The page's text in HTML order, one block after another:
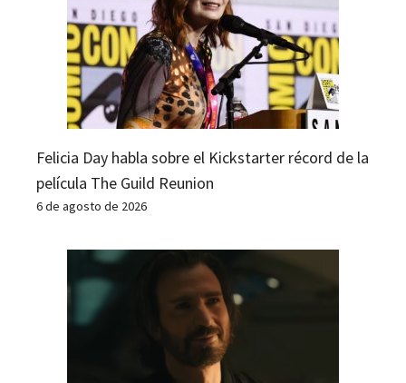
Felicia Day habla sobre el Kickstarter récord de la
película The Guild Reunion
6 de agosto de 2026